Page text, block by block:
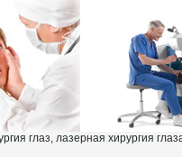
глаз, лазерная хирургия